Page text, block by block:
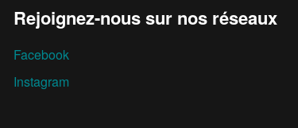
Rejoignez-nous sur nos réseaux
Facebook
Instagram